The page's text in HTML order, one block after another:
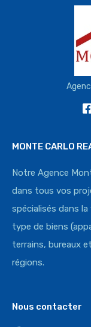
MONTE CARLO
Notre Agence
dans tous vos
spécialisés dans
type de biens
terrains, bureaux
régions.
Nous contacter